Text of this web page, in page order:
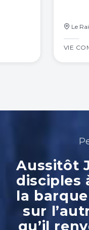
Le
VIE
Aussitôt
disciples
la
sur
qu’il